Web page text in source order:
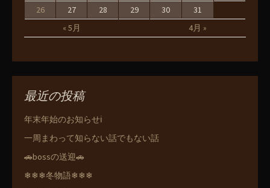
« 5月 4月 »
26
27 28 29 30 31
最近の投稿
年末年始のお知らせℹ️
一周まわって知らない話でもない話
🚗bossの送迎🚗
❄❄❄冬物語❄❄❄